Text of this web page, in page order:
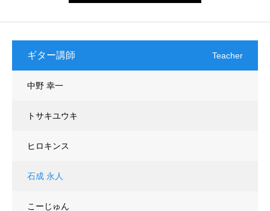
ギター講師 Teacher
中野 幸一
トサキユウキ
ヒロキンス
石成 永人
こーじゅん